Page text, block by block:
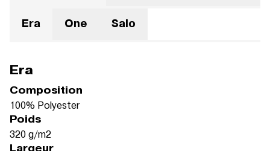
Era One Salo
Era
Composition
100% Polyester
Poids
320 g/m2
Largeur